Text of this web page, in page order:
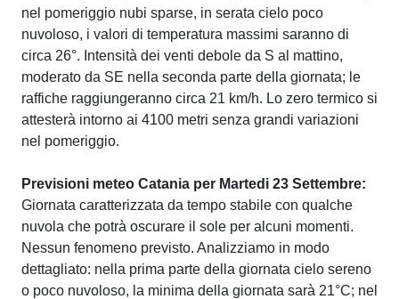
nel pomeriggio nubi sparse, in serata cielo poco
nuvoloso, i valori di temperatura massimi saranno di
circa 26°. Intensità dei venti debole da S al mattino,
moderato da SE nella seconda parte della giornata; le
raffiche raggiungeranno circa 21 km/h. Lo zero termico si
attesterà intorno ai 4100 metri senza grandi variazioni
nel pomeriggio.
Previsioni meteo Catania per Martedi 23 Settembre:
Giornata caratterizzata da tempo stabile con qualche
nuvola che potrà oscurare il sole per alcuni momenti.
Nessun fenomeno previsto. Analizziamo in modo
dettagliato: nella prima parte della giornata cielo sereno
o poco nuvoloso, la minima della giornata sarà 21°C; nel